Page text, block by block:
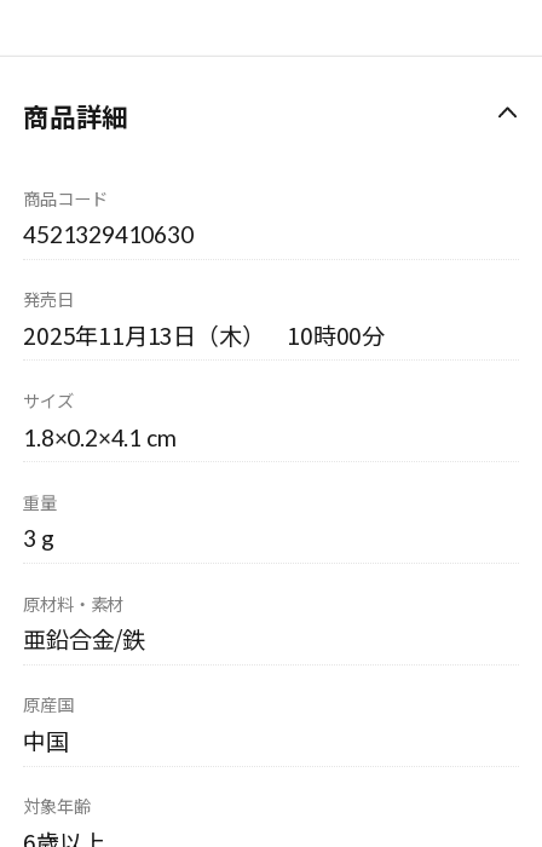
商品詳細
商品コード
4521329410630
発売日
2025年11月13日（木） 10時00分
サイズ
1.8×0.2×4.1 cm
重量
3 g
原材料・素材
亜鉛合金/鉄
原産国
中国
対象年齢